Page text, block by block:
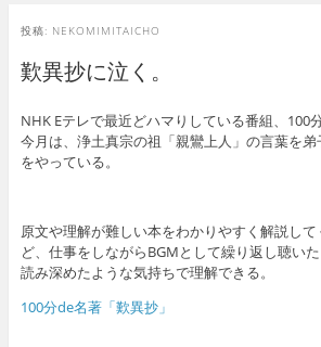
投稿: NEKOMIMITAICHO
歎異抄に泣く。
NHK Eテレで最近どハマりしている番組、100
今月は、浄土真宗の祖「親鸞上人」の言葉を弟
をやっている。
原文や理解が難しい本をわかりやすく解説し
ど、仕事をしながらBGMとして繰り返し聴い
読み深めたような気持ちで理解できる。
100分de名著「歎異抄」